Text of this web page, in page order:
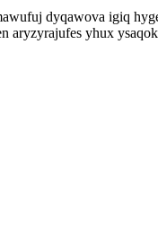
dyqawova igiq
aryzyrajufes yhux